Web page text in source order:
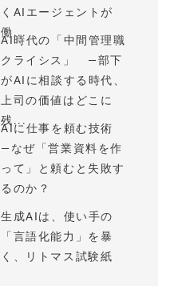
くAIエージェントが
働...
AI時代の「中間管理職
クライシス」 —部下
がAIに相談する時代、
上司の価値はどこに
残...
AIに仕事を頼む技術
—なぜ「営業資料を作
って」と頼むと失敗す
るのか？
生成AIは、使い手の
「言語化能力」を暴
く、リトマス試験紙